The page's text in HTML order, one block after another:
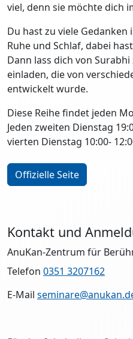
viel, denn sie möchte dich
Du hast zu viele
Ruhe und Schlaf, dabei
Dann lass dich von
einladen, die von
entwickelt wurde.
Diese Reihe findet jeden
Jeden zweiten Dienstag
vierten Dienstag 10:00-
Offizielle Seite
Kontakt und
AnuKan-Zentrum für
Telefon 0351 3207162
E-Mail